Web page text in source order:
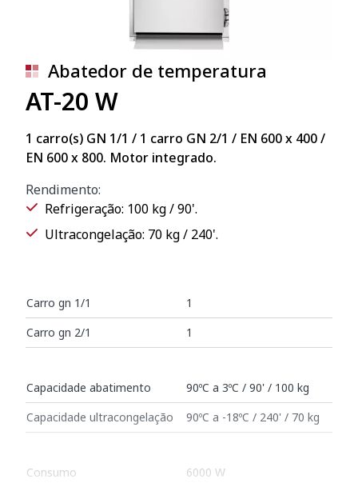
Abatedor de temperatura
AT-20 W
1 carro(s) GN 1/1 / 1 carro GN 2/1 / EN 600 x 400 /
EN 600 x 800. Motor integrado.
Rendimento:
Refrigeração: 100 kg / 90'.
Ultracongelação: 70 kg / 240'.
Carro gn 1/1
1
Carro gn 2/1
1
Capacidade abatimento
90ºC a 3ºC / 90' / 100 kg
Capacidade ultracongelação
90ºC a -18ºC / 240' / 70 kg
Consumo 6000 W